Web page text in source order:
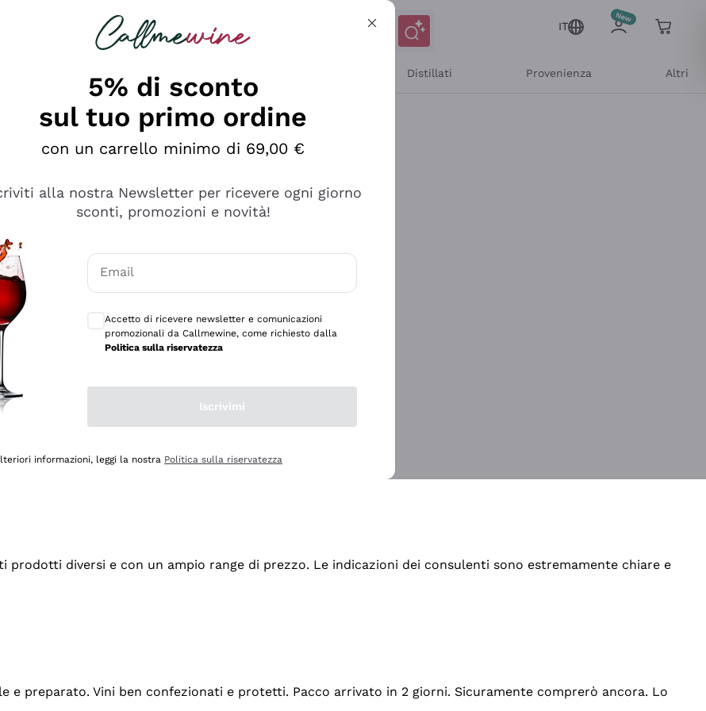
IT
Distillati Provenienza Altri
diversi e con un ampio range di prezzo. Le indicazioni dei consulenti sono estremamente chiare e
e preparato. Vini ben confezionati e protetti. Pacco arrivato in 2 giorni. Sicuramente comprerò ancora. Lo
5% di sconto
sul tuo primo ordine
con un carrello minimo di 69,00 €
alla nostra Newsletter per ricevere ogni giorno
sconti, promozioni e novità!
Email
Accetto di ricevere newsletter e comunicazioni
promozionali da Callmewine, come richiesto dalla
Politica sulla riservatezza
Iscrivimi
informazioni, leggi la nostra Politica sulla riservatezza